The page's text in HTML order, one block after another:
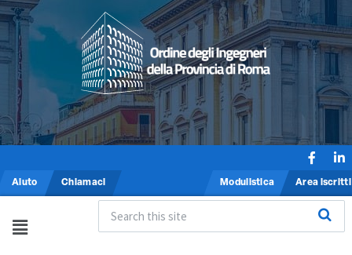
Aiuto Chiamaci Modulistica Area iscritti